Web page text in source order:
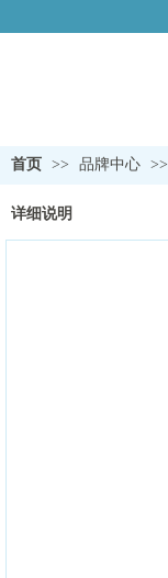
首页 >> 品牌中心 >>
详细说明